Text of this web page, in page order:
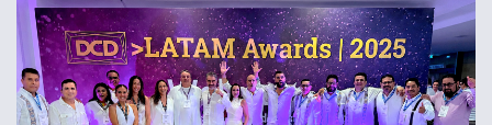
Expansión
Novedades
Más reciente
Menos reciente